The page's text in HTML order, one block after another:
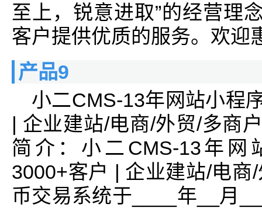
至上，锐意进取”的经营理
客户提供优质的服务。欢迎
产品9
小二CMS-13年网站小程
| 企业建站/电商/外贸/多商
简介：小二CMS-13年
3000+客户 | 企业建站/电
币交易系统于____年__月